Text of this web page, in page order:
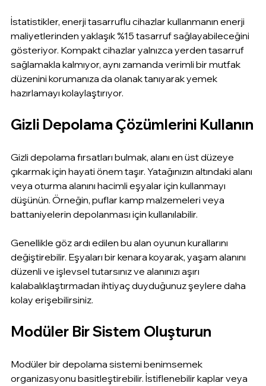
İstatistikler, enerji tasarruflu cihazlar kullanmanın enerji
maliyetlerinden yaklaşık %15 tasarruf sağlayabileceğini
gösteriyor. Kompakt cihazlar yalnızca yerden tasarruf
sağlamakla kalmıyor, aynı zamanda verimli bir mutfak
düzenini korumanıza da olanak tanıyarak yemek
hazırlamayı kolaylaştırıyor.
Gizli Depolama Çözümlerini Kullanın
Gizli depolama fırsatları bulmak, alanı en üst düzeye
çıkarmak için hayati önem taşır. Yatağınızın altındaki alanı
veya oturma alanını hacimli eşyalar için kullanmayı
düşünün. Örneğin, puflar kamp malzemeleri veya
battaniyelerin depolanması için kullanılabilir.
Genellikle göz ardı edilen bu alan oyunun kurallarını
değiştirebilir. Eşyaları bir kenara koyarak, yaşam alanını
düzenli ve işlevsel tutarsınız ve alanınızı aşırı
kalabalıklaştırmadan ihtiyaç duyduğunuz şeylere daha
kolay erişebilirsiniz.
Modüler Bir Sistem Oluşturun
Modüler bir depolama sistemi benimsemek
organizasyonu basitleştirebilir. İstiflenebilir kaplar veya